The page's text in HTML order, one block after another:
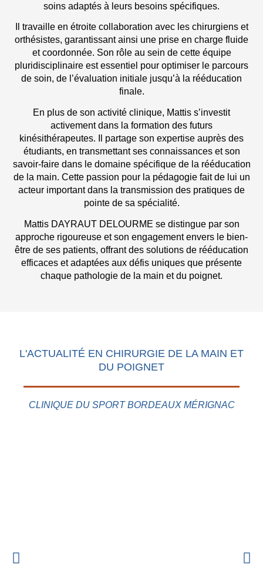
soins adaptés à leurs besoins spécifiques.
Il travaille en étroite collaboration avec les chirurgiens et
orthésistes, garantissant ainsi une prise en charge fluide
et coordonnée. Son rôle au sein de cette équipe
pluridisciplinaire est essentiel pour optimiser le parcours
de soin, de l’évaluation initiale jusqu’à la rééducation
finale.
En plus de son activité clinique, Mattis s’investit
activement dans la formation des futurs
kinésithérapeutes. Il partage son expertise auprès des
étudiants, en transmettant ses connaissances et son
savoir-faire dans le domaine spécifique de la rééducation
de la main. Cette passion pour la pédagogie fait de lui un
acteur important dans la transmission des pratiques de
pointe de sa spécialité.
Mattis DAYRAUT DELOURME se distingue par son
approche rigoureuse et son engagement envers le bien-
être de ses patients, offrant des solutions de rééducation
efficaces et adaptées aux défis uniques que présente
chaque pathologie de la main et du poignet.
L'ACTUALITÉ EN CHIRURGIE DE LA MAIN ET
DU POIGNET
CLINIQUE DU SPORT BORDEAUX MÉRIGNAC